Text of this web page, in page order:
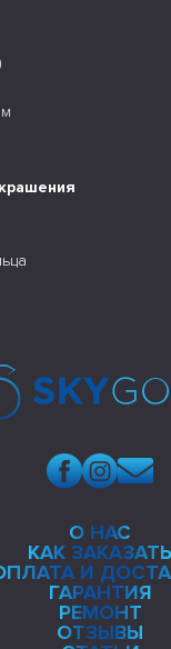
О НАС
КАК ЗАКАЗАТЬ
И
ГАРАНТИЯ
РЕМОНТ
ОТЗЫВЫ